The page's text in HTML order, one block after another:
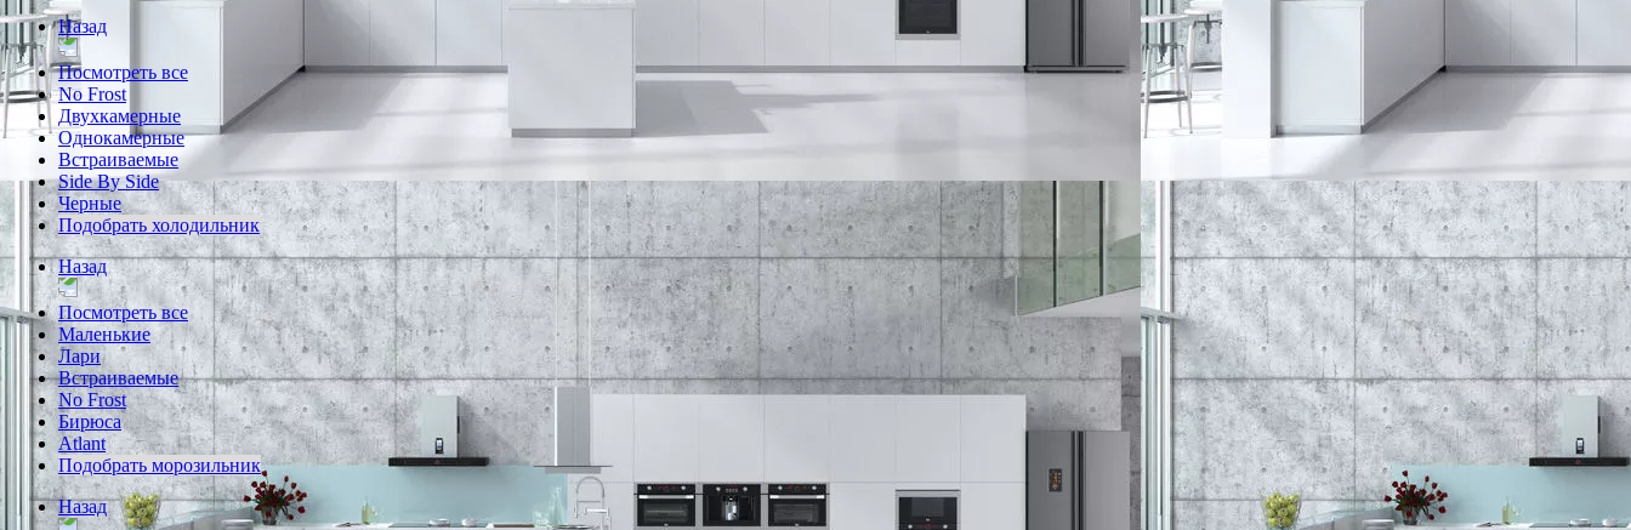
Назад
Посмотреть все
No Frost
Двухкамерные
Однокамерные
Встраиваемые
Side By Side
Черные
Подобрать холодильник
Назад
Посмотреть все
Маленькие
Лари
Встраиваемые
No Frost
Бирюса
Atlant
Подобрать морозильник
Назад